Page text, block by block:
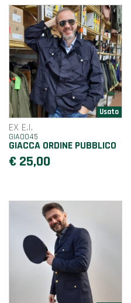
EX E.I.
GIA0045
GIACCA ORDINE PUBBLICO
€ 25,00